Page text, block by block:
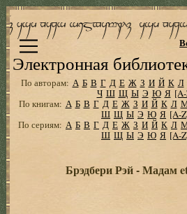
Электронная
По авторам: А Б В Г Д Е Ж З И Й К Л
Ч Ш Щ Ы Э Ю Я
По книгам: А Б В Г Д Е Ж З И Й К Л
Ш Щ Ы Э Ю Я [A-
По сериям: А Б В Г Д Е Ж З И Й К Л
Ш Щ Ы Э Ю Я [A-
Брэдбери Рэй - Мадам